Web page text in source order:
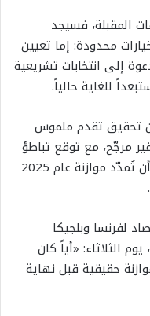
المقبلة، فسيجد
محدودة: إما تعيين
إلى انتخابات تشريعية
للغاية حالياً.
تحقيق تقدم ملموس
مرجّح، مع توقع تباطؤ
في النمو الاقتصادي أيضاً، كما يُرجّح أن تُمدّد موازنة عام 2025
لفرنسا وبلجيكا
الثلاثاء: «أياً كان
حقيقية قبل نهاية